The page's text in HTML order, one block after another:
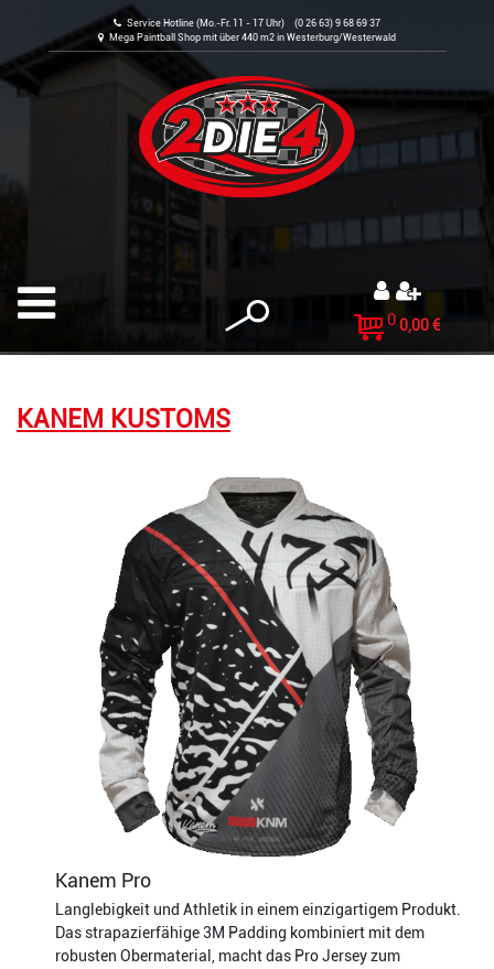
Service Hotline (Mo.-Fr. 11 - 17 Uhr) (0 26 63) 9 68 69 37
Mega Paintball Shop mit über 440 m2 in Westerburg/Westerwald
0 0,00 €
KANEM KUSTOMS
Kanem Pro
Langlebigkeit und Athletik in einem einzigartigem Produkt.
Das strapazierfähige 3M Padding kombiniert mit dem
robusten Obermaterial, macht das Pro Jersey zum